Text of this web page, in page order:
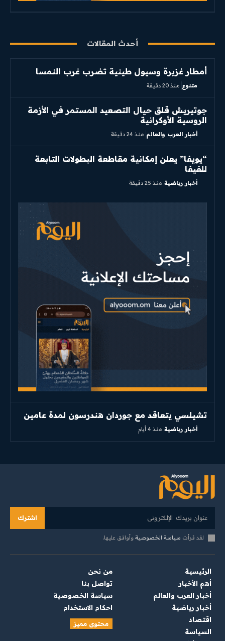
أحدث المقالات
أمطار غزيرة وسيول طينية تضرب غرب النمسا
متنوع منذ 20 دقيقة
جوتيريش قلق حيال التصعيد المستمر في الأزمة
الروسية الأوكرانية
أخبار العرب والعالم منذ 24 دقيقة
“يويفا” يعلن إمكانية مقاطعة البطولات التابعة
للفيفا
أخبار رياضية منذ 25 دقيقة
تشيلسي يتعاقد مع جوردان هندرسون لمدة عامين
أخبار رياضية منذ 4 أيام
اشترك
لقد قرأت سياسة الخصوصية وأوافق عليها.
الرئيسية
أهم الأخبار
أخبار العرب والعالم
أخبار رياضية
اقتصاد
السياسة
من نحن
تواصل بنا
سياسة الخصوصية
احكام الاستخدام
محتوى مميز